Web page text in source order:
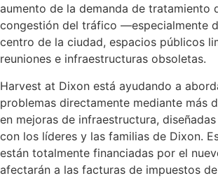
aumento de la demanda de tratamiento
congestión del tráfico —especialmente
centro de la ciudad, espacios públicos
reuniones e infraestructuras obsoletas.
Harvest at Dixon está ayudando a
problemas directamente mediante más
en mejoras de infraestructura,
con los líderes y las familias de Dixon.
están totalmente financiadas por el
afectarán a las facturas de impuestos